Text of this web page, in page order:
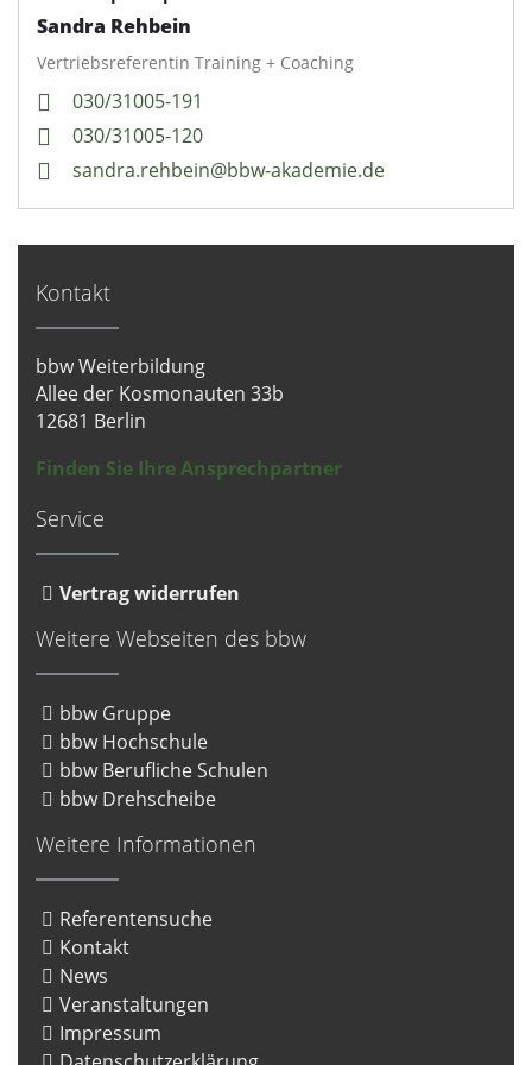
gesammelt haben. Sie geben Einwilligung zu unseren
Datenschutzerklärung
Impressum
Sandra Rehbein
Vertriebsreferentin Training + Coaching
030/31005-191
030/31005-120
sandra.rehbein@bbw-akademie.de
Kontakt
bbw Weiterbildung
Allee der Kosmonauten 33b
12681 Berlin
Finden Sie Ihre Ansprechpartner
Service
Vertrag widerrufen
Weitere Webseiten des bbw
bbw Gruppe
bbw Hochschule
bbw Berufliche Schulen
bbw Drehscheibe
Weitere Informationen
Referentensuche
Kontakt
News
Veranstaltungen
Impressum